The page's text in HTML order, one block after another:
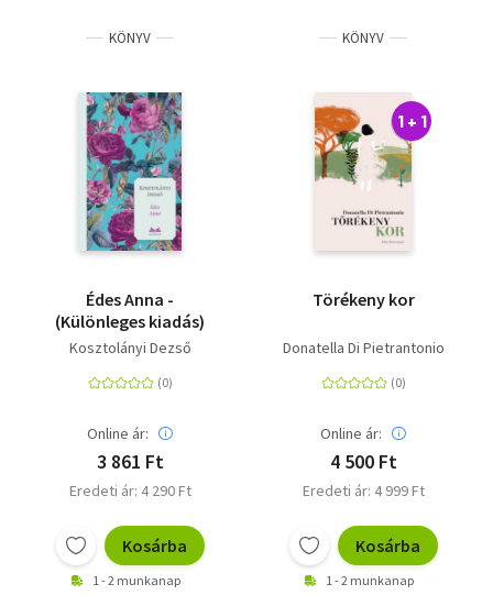
KÖNYV
Édes Anna -
(Különleges kiadás)
Kosztolányi Dezső
Online ár:
3 861 Ft
Eredeti ár: 4 290 Ft
Kosárba
1 - 2 munkanap
KÖNYV
1 + 1
Törékeny kor
Donatella Di Pietrantonio
Online ár:
4 500 Ft
Eredeti ár: 4 999 Ft
Kosárba
1 - 2 munkanap